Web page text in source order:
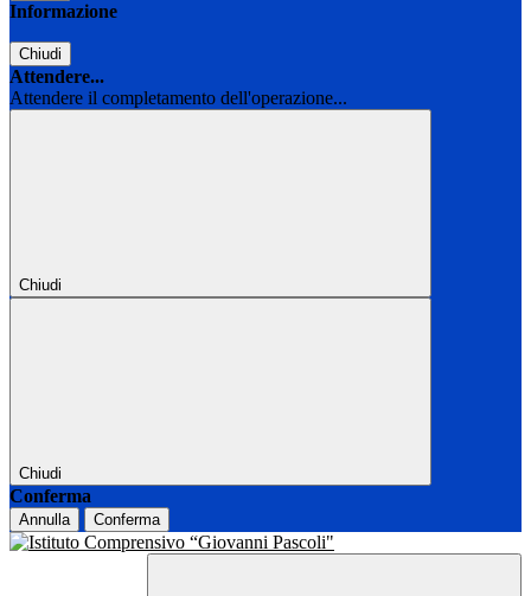
Informazione
Chiudi
Attendere...
Attendere il completamento dell'operazione...
Chiudi
Chiudi
Conferma
Annulla Conferma